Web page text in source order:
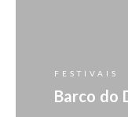
FESTIVAIS
Barco do